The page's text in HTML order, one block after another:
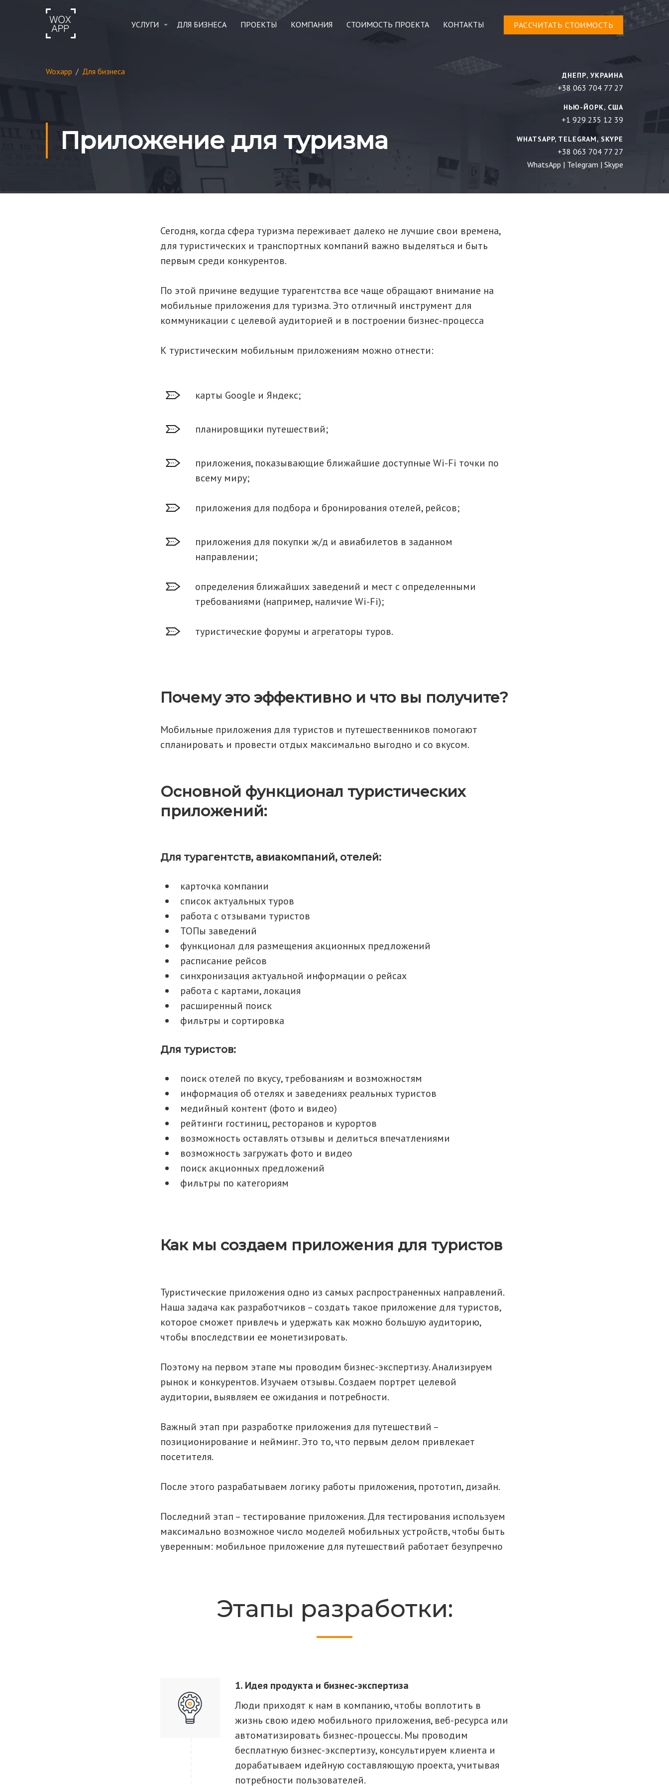
УСЛУГИ ДЛЯ БИЗНЕСА ПРОЕКТЫ КОМПАНИЯ СТОИМОСТЬ ПРОЕКТА КОНТАКТЫ РАСCЧИТАТЬ СТОИМОСТЬ
Woxapp / Для бизнеса
Приложение для туризма
ДНЕПР, УКРАИНА
+38 063 704 77 27
НЬЮ-ЙОРК, США
+1 929 235 12 39
WHATSAPP, TELEGRAM, SKYPE
+38 063 704 77 27
WhatsApp | Telegram | Skype
Сегодня, когда сфера туризма переживает далеко не лучшие свои времена,
для туристических и транспортных компаний важно выделяться и быть
первым среди конкурентов.
По этой причине ведущие турагентства все чаще обращают внимание на
мобильные приложения для туризма. Это отличный инструмент для
коммуникации с целевой аудиторией и в построении бизнес-процесса
К туристическим мобильным приложениям можно отнести:
карты Google и Яндекс;
планировщики путешествий;
приложения, показывающие ближайшие доступные Wi-Fi точки по
всему миру;
приложения для подбора и бронирования отелей, рейсов;
приложения для покупки ж/д и авиабилетов в заданном
направлении;
определения ближайших заведений и мест с определенными
требованиями (например, наличие Wi-Fi);
туристические форумы и агрегаторы туров.
Почему это эффективно и что вы получите?
Мобильные приложения для туристов и путешественников помогают
спланировать и провести отдых максимально выгодно и со вкусом.
Основной функционал туристических
приложений:
Для турагентств, авиакомпаний, отелей:
карточка компании
список актуальных туров
работа с отзывами туристов
ТОПы заведений
функционал для размещения акционных предложений
расписание рейсов
синхронизация актуальной информации о рейсах
работа с картами, локация
расширенный поиск
фильтры и сортировка
Для туристов:
поиск отелей по вкусу, требованиям и возможностям
информация об отелях и заведениях реальных туристов
медийный контент (фото и видео)
рейтинги гостиниц, ресторанов и курортов
возможность оставлять отзывы и делиться впечатлениями
возможность загружать фото и видео
поиск акционных предложений
фильтры по категориям
Как мы создаем приложения для туристов
Туристические приложения одно из самых распространенных направлений.
Наша задача как разработчиков – создать такое приложение для туристов,
которое сможет привлечь и удержать как можно большую аудиторию,
чтобы впоследствии ее монетизировать.
Поэтому на первом этапе мы проводим бизнес-экспертизу. Анализируем
рынок и конкурентов. Изучаем отзывы. Создаем портрет целевой
аудитории, выявляем ее ожидания и потребности.
Важный этап при разработке приложения для путешествий –
позиционирование и нейминг. Это то, что первым делом привлекает
посетителя.
После этого разрабатываем логику работы приложения, прототип, дизайн.
Последний этап – тестирование приложения. Для тестирования используем
максимально возможное число моделей мобильных устройств, чтобы быть
уверенным: мобильное приложение для путешествий работает безупречно
Этапы разработки:
Идея продукта и бизнес-экспертиза
Люди приходят к нам в компанию, чтобы воплотить в
жизнь свою идею мобильного приложения, веб-ресурса или
автоматизировать бизнес-процессы. Мы проводим
бесплатную бизнес-экспертизу, консультируем клиента и
дорабатываем идейную составляющую проекта, учитывая
потребности пользователей.